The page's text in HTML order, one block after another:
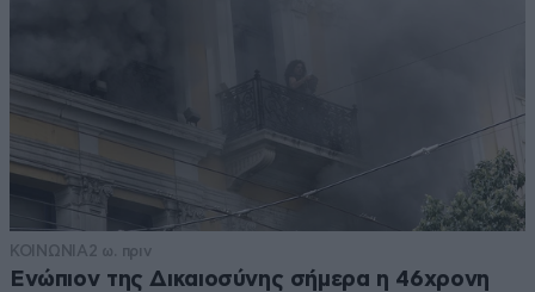
ΚΟΙΝΩΝΙΑ 2 ω. πριν
Ενώπιον της Δικαιοσύνης σήμερα η 46χρονη